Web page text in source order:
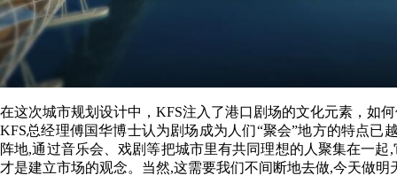
在这次城市规划设计中，KFS注入了港口剧场的文化元素，如
KFS总经理傅国华博士认为剧场成为人们“聚会”地方的特点
阵地,通过音乐会、戏剧等把城市里有共同理想的人聚集在一
才是建立市场的观念。当然,这需要我们不间断地去做,今天做